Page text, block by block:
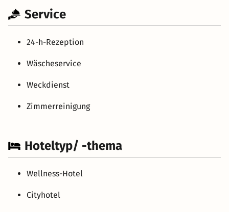
Service
24-h-Rezeption
Wäscheservice
Weckdienst
Zimmerreinigung
Hoteltyp/ -thema
Wellness-Hotel
Cityhotel